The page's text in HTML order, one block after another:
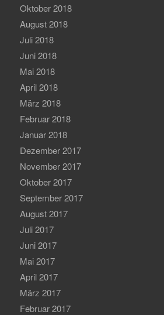
Oktober 2018
August 2018
Juli 2018
Juni 2018
Mai 2018
April 2018
März 2018
Februar 2018
Januar 2018
Dezember 2017
November 2017
Oktober 2017
September 2017
August 2017
Juli 2017
Juni 2017
Mai 2017
April 2017
März 2017
Februar 2017